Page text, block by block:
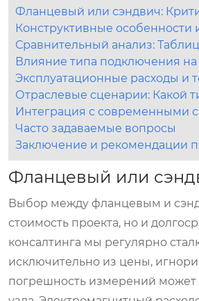
Фланцевый или сэндвич:
Конструктивные особенности
Сравнительный анализ:
Влияние типа подключения
Эксплуатационные расходы и
Отраслевые сценарии: Какой
Интеграция с современными
Часто задаваемые вопросы
Заключение и рекомендации
Фланцевый или
Выбор между фланцевым и
стоимость проекта, но и
консалтинга мы регулярно
исключительно из цены,
погрешность измерений может